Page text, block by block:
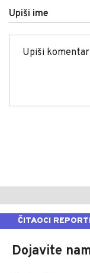
Upiši ime
ČITAOCI
Dojavite